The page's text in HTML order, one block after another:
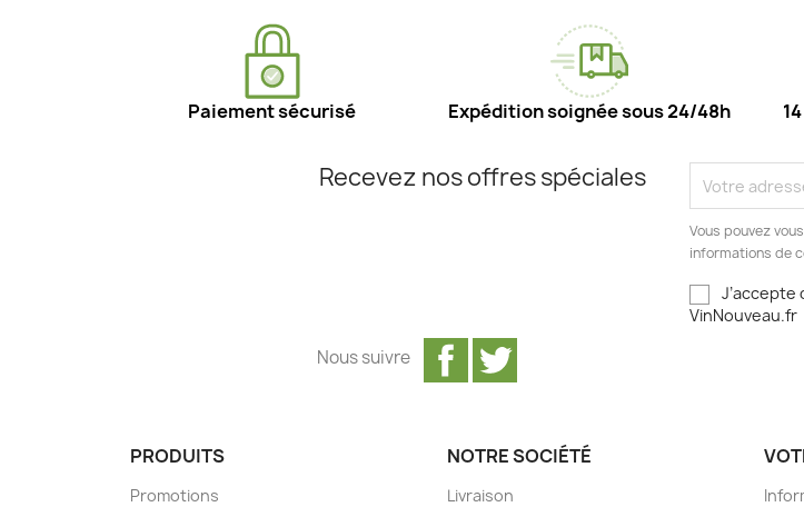
Paiement sécurisé Expédition soignée sous 24/48h
Recevez nos offres spéciales
Vous pouvez
informations de
VinNouveau.fr
Facebook
Nous suivre
PRODUITS
Promotions
NOTRE SOCIÉTÉ
Livraison